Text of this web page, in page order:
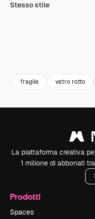
Stesso stile
fragile vetro rotto
La piattaforma creativa
1 milione di abbonati
Prodotti
Spaces